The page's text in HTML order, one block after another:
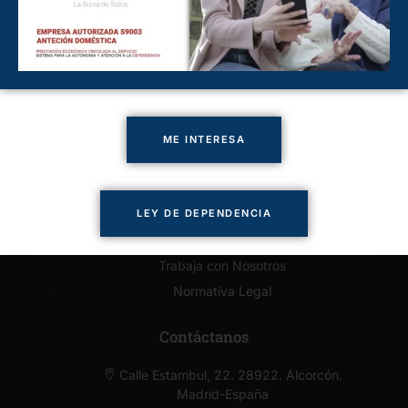
Cuidado de Personas Boadilla
Cuidado de Personas Majadahonda
Cuidado de Personas Pozuelo
Presupuesto Online
Solicitar llamada
Servicios
Contacto
Trabaja con Nosotros
Normativa Legal
Contáctanos
Calle Estambul, 22. 28922. Alcorcón.
Madrid-España
ME INTERESA
LEY DE DEPENDENCIA